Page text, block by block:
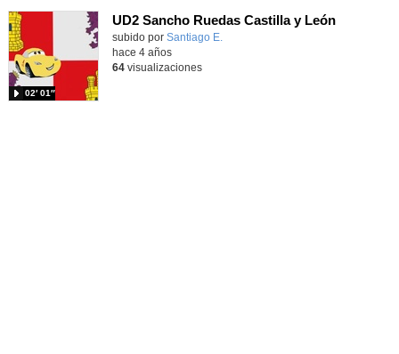
UD2 Sancho Ruedas Castilla y León
Contenido educativo.
subido por Santiago E.
02′ 01″
hace 4 años
64visualizaciones